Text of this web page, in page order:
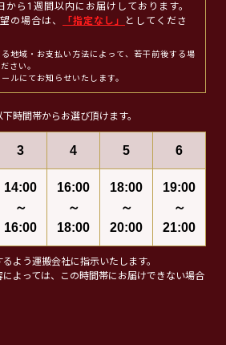
から1週間以内にお届けしております。
の場合は、
「指定なし」
としてくださ
地域・お支払い方法によって、若干前後する場
さい。
ルにてお知らせいたします。
時間帯からお選び頂けます。
3 4 5 6
14:00
～
16:00
16:00
～
18:00
18:00
～
20:00
19:00
～
21:00
よう運搬会社に指示いたします。
よっては、この時間帯にお届けできない場合